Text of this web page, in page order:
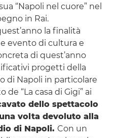
“Napoli nel cuore” nel
in Rai.
la finalità
evento di cultura e
di quest’anno
progetti della
di Napoli in particolare
“La casa di Gigi” ai
dello spettacolo
volta devoluto alla
di Napoli. Con un